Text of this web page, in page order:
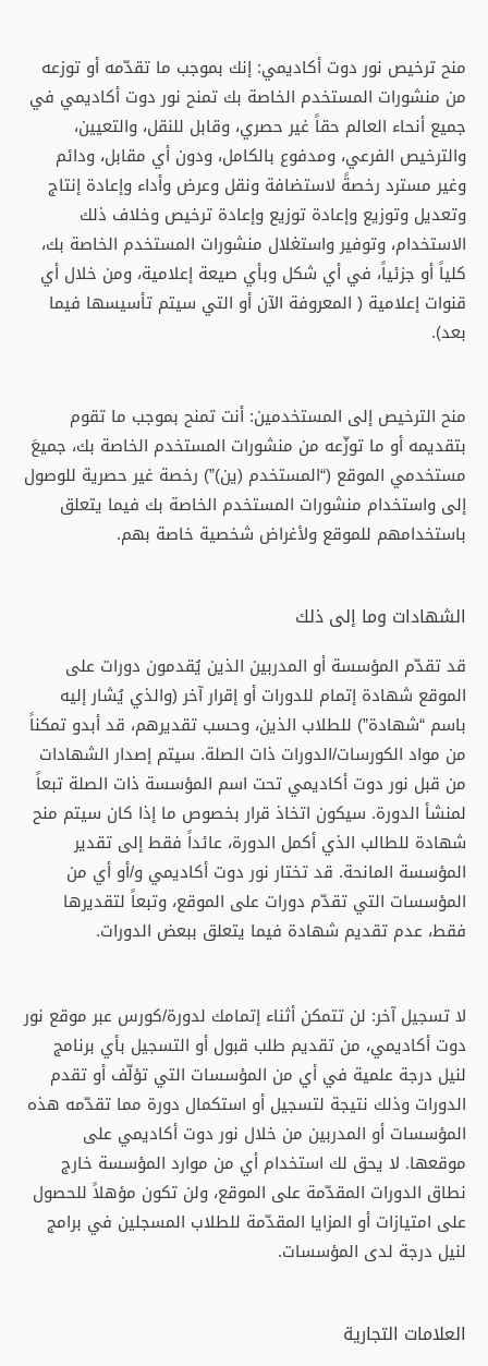
منح ترخيص نور دوت أكاديمي: إنك بموجب ما تقدّمه أو توزعه
من منشورات المستخدم الخاصة بك تمنح نور دوت أكاديمي في
جميع أنحاء العالم حقاً غير حصري، وقابل للنقل، والتعيين،
والترخيص الفرعي، ومدفوع بالكامل، ودون أي مقابل، ودائم
وغير مسترد رخصةً لاستضافة ونقل وعرض وأداء وإعادة إنتاج
وتعديل وتوزيع وإعادة توزيع وإعادة ترخيص وخلاف ذلك
الاستخدام، وتوفير واستغلال منشورات المستخدم الخاصة بك،
كلياً أو جزئياً، في أي شكل وبأي صيعة إعلامية، ومن خلال أي
قنوات إعلامية ( المعروفة الآن أو التي سيتم تأسيسها فيما
بعد).
منح الترخيص إلى المستخدمين: أنت تمنح بموجب ما تقوم
بتقديمه أو ما توزّعه من منشورات المستخدم الخاصة بك، جميعَ
مستخدمي الموقع (“المستخدم (ين)”) رخصة غير حصرية للوصول
إلى واستخدام منشورات المستخدم الخاصة بك فيما يتعلق
باستخدامهم للموقع ولأغراض شخصية خاصة بهم.
الشهادات وما إلى ذلك
قد تقدّم المؤسسة أو المدربين الذين يُقدمون دورات على
الموقع شهادة إتمام للدورات أو إقرار آخر (والذي يُشار إليه
باسم “شهادة”) للطلاب الذين، وحسب تقديرهم، قد أبدو تمكناً
من مواد الكورسات/الدورات ذات الصلة. سيتم إصدار الشهادات
من قبل نور دوت أكاديمي تحت اسم المؤسسة ذات الصلة تبعاً
لمنشأ الدورة. سيكون اتخاذ قرار بخصوص ما إذا كان سيتم منح
شهادة للطالب الذي أكمل الدورة، عائداً فقط إلى تقدير
المؤسسة المانحة. قد تختار نور دوت أكاديمي و/أو أي من
المؤسسات التي تقدّم دورات على الموقع، وتبعاً لتقديرها
فقط، عدم تقديم شهادة فيما يتعلق ببعض الدورات.
لا تسجيل آخر: لن تتمكن أثناء إتمامك لدورة/كورس عبر موقع نور
دوت أكاديمي، من تقديم طلب قبول أو التسجيل بأي برنامج
لنيل درجة علمية في أي من المؤسسات التي تؤلّف أو تقدم
الدورات وذلك نتيجة لتسجيل أو استكمال دورة مما تقدّمه هذه
المؤسسات أو المدربين من خلال نور دوت أكاديمي على
موقعها. لا يحق لك استخدام أي من موارد المؤسسة خارج
نطاق الدورات المقدّمة على الموقع، ولن تكون مؤهلاً للحصول
على امتيازات أو المزايا المقدّمة للطلاب المسجلين في برامج
لنيل درجة لدى المؤسسات.
العلامات التجارية